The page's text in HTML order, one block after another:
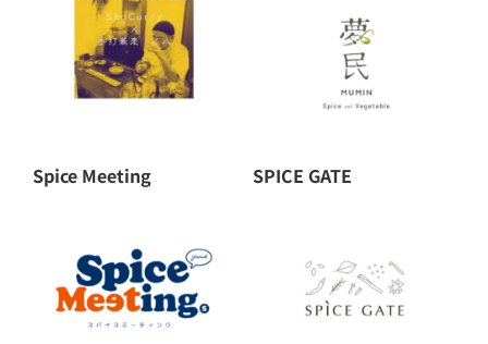
アウトドアタウン – Outdoor Town
アクティビティ – Activity
エコロジー – Ecology
アジアンブランド – Asian Brand Area
メディア – MEDIA
Spice Meeting SPICE GATE